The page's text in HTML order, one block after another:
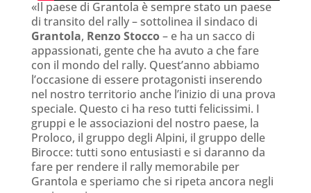
«Il paese di Grantola è sempre stato un paese
di transito del rally – sottolinea il sindaco di
Grantola, Renzo Stocco– e ha un sacco di
appassionati, gente che ha avuto a che fare
con il mondo del rally. Quest’anno abbiamo
l’occasione di essere protagonisti inserendo
nel nostro territorio anche l’inizio di una prova
speciale. Questo ci ha reso tutti felicissimi. I
gruppi e le associazioni del nostro paese, la
Proloco, il gruppo degli Alpini, il gruppo delle
Birocce: tutti sono entusiasti e si daranno da
fare per rendere il rally memorabile per
Grantola e speriamo che si ripeta ancora negli